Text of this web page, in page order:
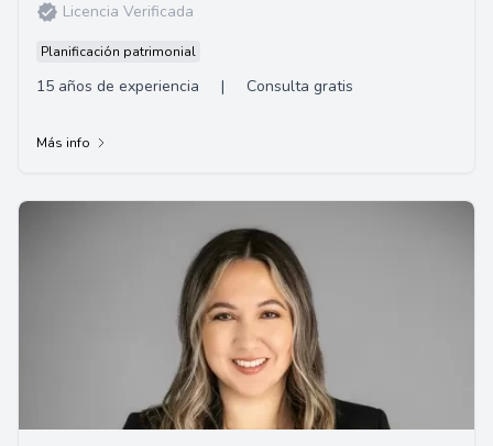
Licencia Verificada
Planificación patrimonial
15 años de experiencia | Consulta gratis
Más info